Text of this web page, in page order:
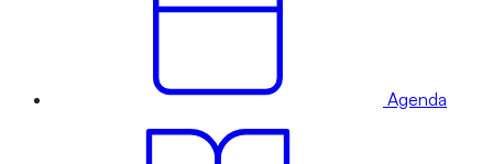
Agenda